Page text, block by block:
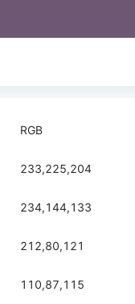
RGB
233,225,204
234,144,133
212,80,121
110,87,115